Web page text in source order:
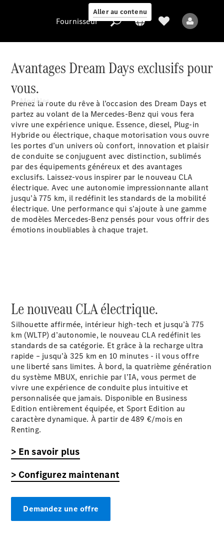
Aller au contenu
Fournisseur
Modèles
Tous les modèles
Nouveaux modèles
Modèles électriques
Modèles hybrides rechargeables
Tous les
Berlines
CLA
Électrique
CLA
Classe C
Berline
Classe
C
Berline
Électrique
EQE
Berline
Berline
Électrique
Berline
Classe S
Limousine
Mercedes-
Fournisseur
Avantages Dream Days exclusifs pour
vous.
Prenez la route du rêve à l’occasion des Dream Days et
partez au volant de la Mercedes-Benz qui vous fera
vivre une expérience unique. Essence, diesel, Plug-in
Hybride ou électrique, chaque motorisation vous ouvre
les portes d’un univers où confort, innovation et plaisir
de conduite se conjuguent avec distinction, sublimés
par des équipements généreux et des avantages
exclusifs. Laissez-vous inspirer par le nouveau CLA
électrique. Avec une autonomie impressionnante allant
jusqu’à 775 km, il redéfinit les standards de la mobilité
électrique. Une performance qui s’ajoute à une gamme
de modèles Mercedes-Benz pensés pour vous offrir des
émotions inoubliables à chaque trajet.
Le nouveau CLA électrique.
Silhouette affirmée, intérieur high-tech et jusqu’à 775
km (WLTP) d’autonomie, le nouveau CLA redéfinit les
standards de sa catégorie. Et grâce à la recharge ultra
rapide – jusqu’à 325 km en 10 minutes- il vous offre
une liberté sans limites. À bord, la quatrième génération
du système MBUX, enrichie par l’IA, vous permet de
vivre une expérience de conduite plus intuitive et
personnalisée que jamais. Disponible en Business
Edition entièrement équipée, et Sport Edition au
caractère dynamique. À partir de 489 €/mois en
Renting.
> En savoir plus
> Configurez maintenant
Demandez une offre